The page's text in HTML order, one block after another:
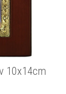
10x14cm